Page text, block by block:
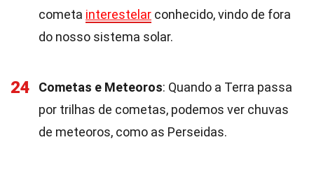
cometa interestelar conhecido, vindo de fora
do nosso sistema solar.
24 Cometas e Meteoros: Quando a Terra passa
por trilhas de cometas, podemos ver chuvas
de meteoros, como as Perseidas.